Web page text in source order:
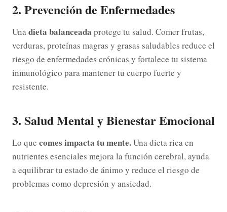
2. Prevención de Enfermedades
Unadieta balanceada protege tu salud. Comer frutas,
verduras, proteínas magras y grasas saludables reduce el
riesgo de enfermedades crónicas y fortalece tu sistema
inmunológico para mantener tu cuerpo fuerte y
resistente.
3. Salud Mental y Bienestar Emocional
Lo que comes impacta tu mente.Una dieta rica en
nutrientes esenciales mejora la función cerebral, ayuda
a equilibrar tu estado de ánimo y reduce el riesgo de
problemas como depresión y ansiedad.